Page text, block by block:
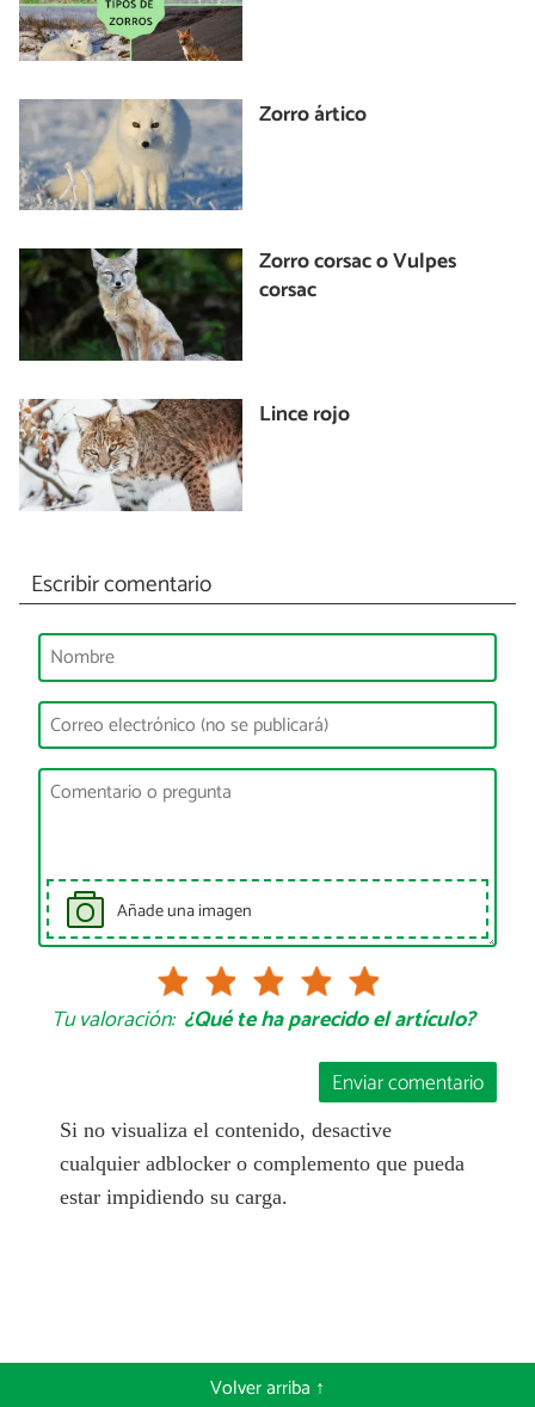
Zorro ártico
Zorro corsac o Vulpes
corsac
Lince rojo
Escribir comentario
Añade una imagen
Tu valoración: ¿Qué te ha parecido el artículo?
Enviar comentario
Si no visualiza el contenido, desactive
cualquier adblocker o complemento que pueda
estar impidiendo su carga.
Volver arriba ↑